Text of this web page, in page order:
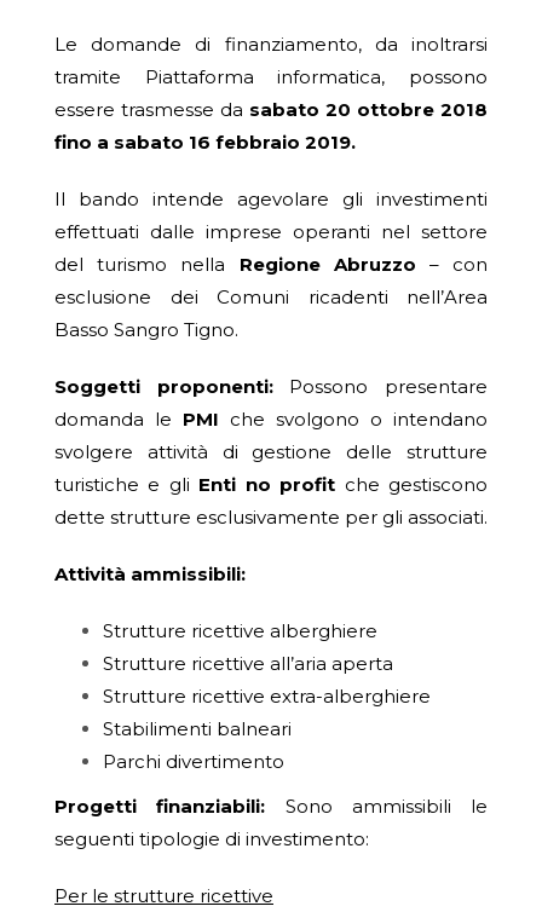
Le domande di finanziamento, da inoltrarsi
tramite Piattaforma informatica, possono
essere trasmesse da sabato 20 ottobre 2018
fino a sabato 16 febbraio 2019.
Il bando intende agevolare gli investimenti
effettuati dalle imprese operanti nel settore
del turismo nella Regione Abruzzo – con
esclusione dei Comuni ricadenti nell’Area
Basso Sangro Tigno.
Soggetti proponenti:Possono presentare
domanda le PMI che svolgono o intendano
svolgere attività di gestione delle strutture
turistiche e gli Enti no profit che gestiscono
dette strutture esclusivamente per gli associati.
Attività ammissibili:
Strutture ricettive alberghiere
Strutture ricettive all’aria aperta
Strutture ricettive extra-alberghiere
Stabilimenti balneari
Parchi divertimento
Progetti finanziabili: Sono ammissibili le
seguenti tipologie di investimento:
Per le strutture ricettive